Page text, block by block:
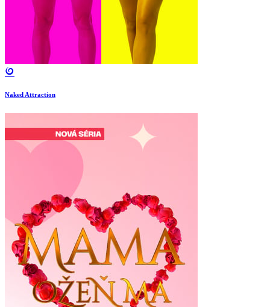
Naked Attraction